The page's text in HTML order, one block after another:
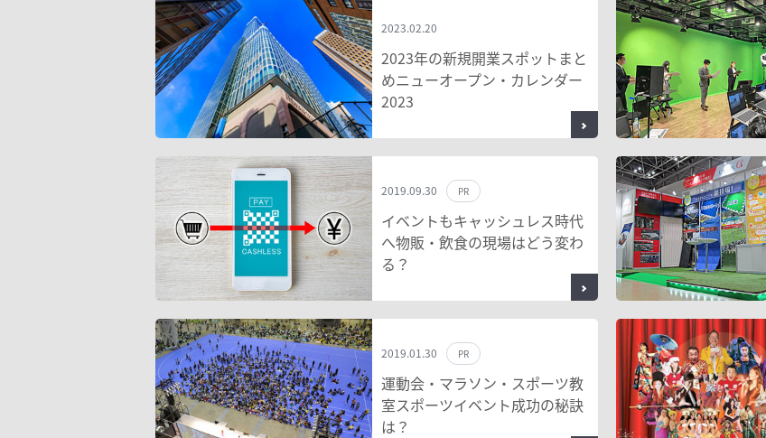
2023.02.20
2023年の新規開業スポットまと
めニューオープン・カレンダー
2023
2019.09.30 PR
イベントもキャッシュレス時代
へ物販・飲食の現場はどう変わ
る？
2019.01.30 PR
運動会・マラソン・スポーツ教
室スポーツイベント成功の秘訣
は？